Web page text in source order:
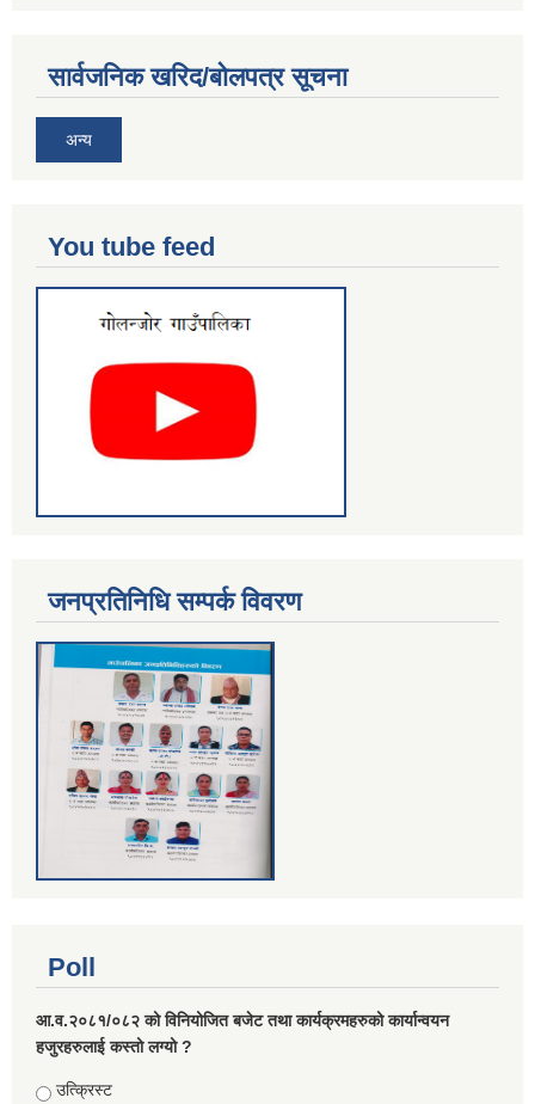
सार्वजनिक खरिद/बोलपत्र सूचना
अन्य
You tube feed
जनप्रतिनिधि सम्पर्क विवरण
Poll
आ.व.२०८१/०८२ को विनियोजित बजेट तथा कार्यक्रमहरुको कार्यान्वयन
हजुरहरुलाई कस्तो लग्यो ?
Choices
उत्क्रिस्ट